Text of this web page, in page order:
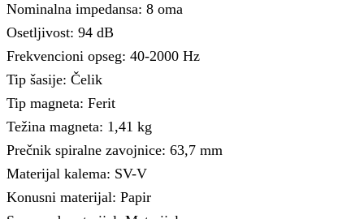
Nominalna impedansa: 8 oma
Osetljivost: 94 dB
Frekvencioni opseg: 40-2000 Hz
Tip šasije: Čelik
Tip magneta: Ferit
Težina magneta: 1,41 kg
Prečnik spiralne zavojnice: 63,7 mm
Materijal kalema: SV-V
Konusni materijal: Papir